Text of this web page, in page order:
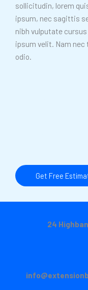
sollicitudin, lorem
ipsum, nec sagittis
nibh vulputate
ipsum velit. Nam
odio.
Get Free
24